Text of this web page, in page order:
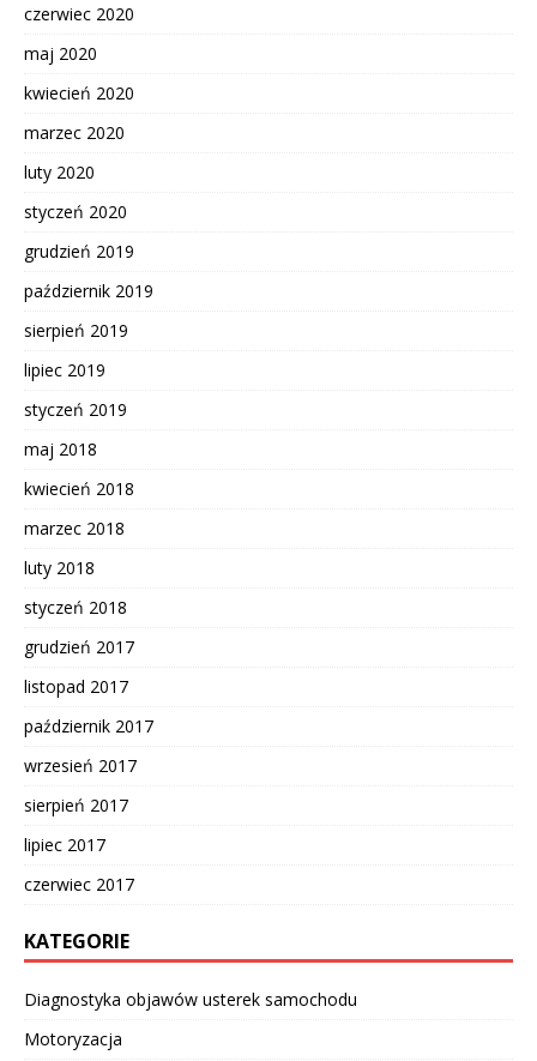
czerwiec 2020
maj 2020
kwiecień 2020
marzec 2020
luty 2020
styczeń 2020
grudzień 2019
październik 2019
sierpień 2019
lipiec 2019
styczeń 2019
maj 2018
kwiecień 2018
marzec 2018
luty 2018
styczeń 2018
grudzień 2017
listopad 2017
październik 2017
wrzesień 2017
sierpień 2017
lipiec 2017
czerwiec 2017
KATEGORIE
Diagnostyka objawów usterek samochodu
Motoryzacja